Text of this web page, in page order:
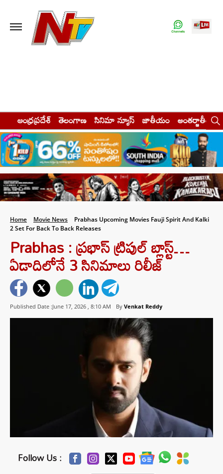
ఆంధ్రప్రదేశ్ తెలంగాణ సినిమా న్యూస్ జాతీయం అంతర్జాతీయం
Home Movie News
Prabhas Upcoming Movies Fauji Spirit And Kalki
2 Set For Back To Back Releases
Prabhas : ప్రభాస్ ట్రిపుల్ బ్లాస్ట్…
ఏడాదిలోనే 3 సినిమాలు రిలీజ్
Published Date :June 17, 2026 , 8:10 AM By Venkat Reddy
Follow Us :